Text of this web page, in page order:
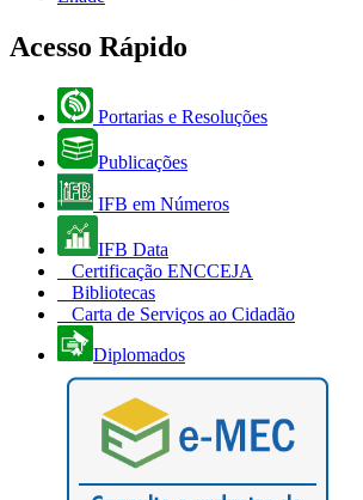
Acesso Rápido
Portarias e Resoluções
Publicações
IFB em Números
IFB Data
Certificação ENCCEJA
Bibliotecas
Carta de Serviços ao Cidadão
Diplomados